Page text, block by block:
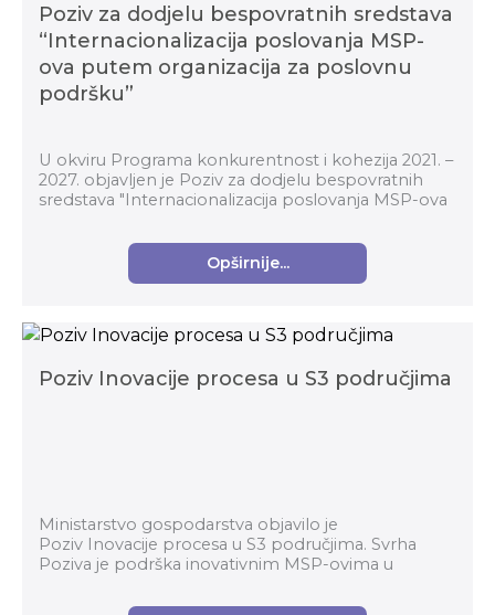
Poziv za dodjelu bespovratnih sredstava
“Internacionalizacija poslovanja MSP-
ova putem organizacija za poslovnu
podršku”
U okviru Programa konkurentnost i kohezija 2021. –
2027. objavljen je Poziv za dodjelu bespovratnih
sredstava "Internacionalizacija poslovanja MSP-ova
Opširnije...
Poziv Inovacije procesa u S3 područjima
Ministarstvo gospodarstva objavilo je
Poziv Inovacije procesa u S3 područjima. Svrha
Poziva je podrška inovativnim MSP-ovima u
inovativnih proizvoda...